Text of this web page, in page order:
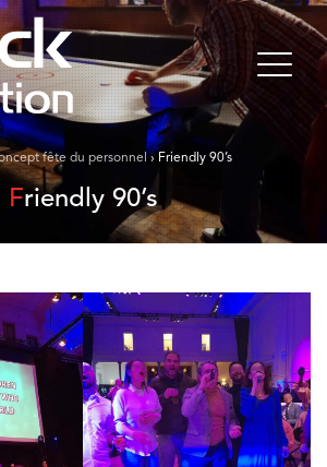
fête du personnel› Friendly 90’s
Friendly 90’s